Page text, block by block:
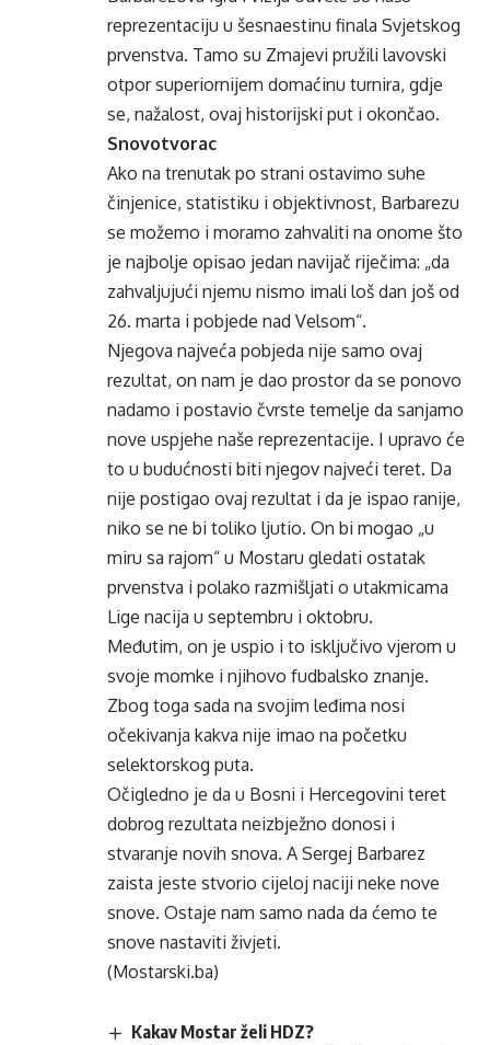
reprezentaciju u šesnaestinu finala Svjetskog
prvenstva. Tamo su Zmajevi pružili lavovski
otpor superiornijem domaćinu turnira, gdje
se, nažalost, ovaj historijski put i okončao.
Snovotvorac
Ako na trenutak po strani ostavimo suhe
činjenice, statistiku i objektivnost, Barbarezu
se možemo i moramo zahvaliti na onome što
je najbolje opisao jedan navijač riječima: „da
zahvaljujući njemu nismo imali loš dan još od
26. marta i pobjede nad Velsom“.
Njegova najveća pobjeda nije samo ovaj
rezultat, on nam je dao prostor da se ponovo
nadamo i postavio čvrste temelje da sanjamo
nove uspjehe naše reprezentacije. I upravo će
to u budućnosti biti njegov najveći teret. Da
nije postigao ovaj rezultat i da je ispao ranije,
niko se ne bi toliko ljutio. On bi mogao „u
miru sa rajom“ u Mostaru gledati ostatak
prvenstva i polako razmišljati o utakmicama
Lige nacija u septembru i oktobru.
Međutim, on je uspio i to isključivo vjerom u
svoje momke i njihovo fudbalsko znanje.
Zbog toga sada na svojim leđima nosi
očekivanja kakva nije imao na početku
selektorskog puta.
Očigledno je da u Bosni i Hercegovini teret
dobrog rezultata neizbježno donosi i
stvaranje novih snova. A Sergej Barbarez
zaista jeste stvorio cijeloj naciji neke nove
snove. Ostaje nam samo nada da ćemo te
snove nastaviti živjeti.
(Mostarski.ba)
Kakav Mostar želi HDZ?